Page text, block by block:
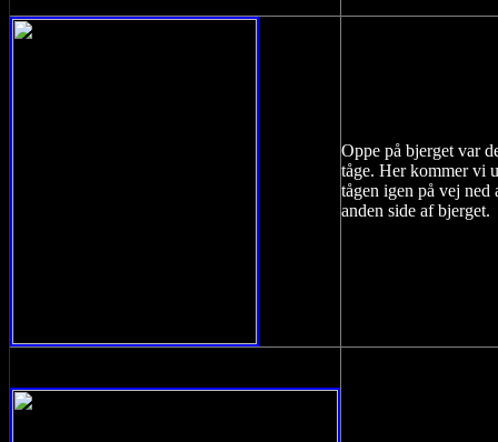
Oppe på bjerget var
tåge. Her kommer vi
tågen igen på vej ned
anden side af bjerget.